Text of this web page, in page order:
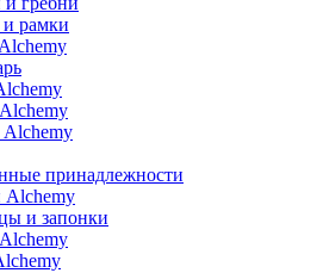
и рамки
принадлежности
и запонки